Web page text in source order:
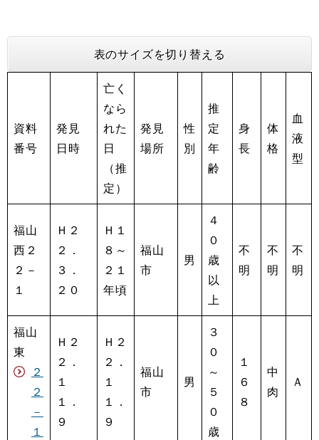
表のサイズを切り替える
資料
番号
発見
日時
亡く
なら
れた
日
（推
定）
発見
場所
性
別
推
定
年
齢
身
長
体
格
血
液
型
福山
西２
２－
１
Ｈ２
２．
３．
２０
Ｈ１
８～
２１
年頃
福山
市
男
４
０
歳
以
上
不
明
不
明
不
明
福山
東
２
２
－
１
Ｈ２
２．
１
１．
９
Ｈ２
２．
１
１．
９
福山
市
男
３
０
～
５
０
歳
１
６
８
中
肉
Ａ